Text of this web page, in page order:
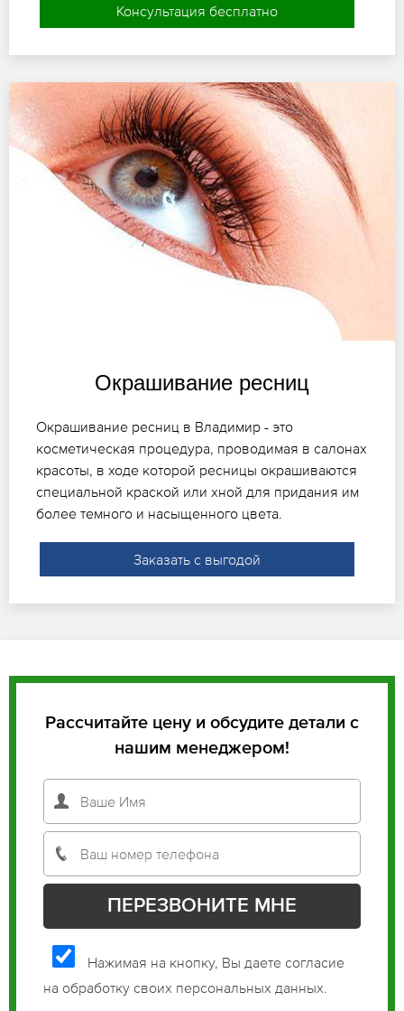
Консультация бесплатно
Окрашивание ресниц
Окрашивание ресниц в Владимир - это
косметическая процедура, проводимая в салонах
красоты, в ходе которой ресницы окрашиваются
специальной краской или хной для придания им
более темного и насыщенного цвета.
Заказать с выгодой
Рассчитайте цену и обсудите детали с
нашим менеджером!
Нажимая на кнопку, Вы даете согласие
на обработку своих персональных данных.